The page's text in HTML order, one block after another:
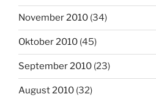
November 2010 (34)
Oktober 2010 (45)
September 2010 (23)
August 2010 (32)